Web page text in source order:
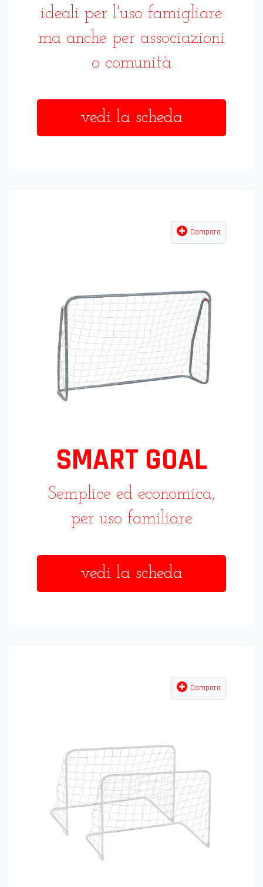
ideali per l'uso famigliare
ma anche per associazioni
o comunità
vedi la scheda
Compara
SMART GOAL
Semplice ed economica,
per uso familiare
vedi la scheda
Compara